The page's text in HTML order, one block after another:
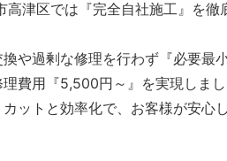
高津区では『完全自社施工』を
や過剰な修理を行わず『必要最
費用『5,500円～』を実現しまし
ットと効率化で、お客様が安心